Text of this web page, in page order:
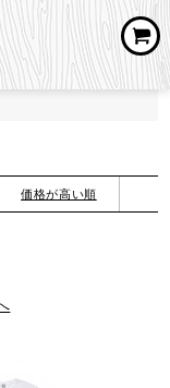
価格が高い順